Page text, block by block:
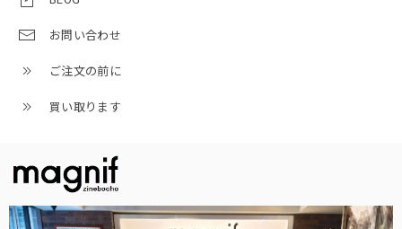
お問い合わせ
ご注文の前に
買い取ります